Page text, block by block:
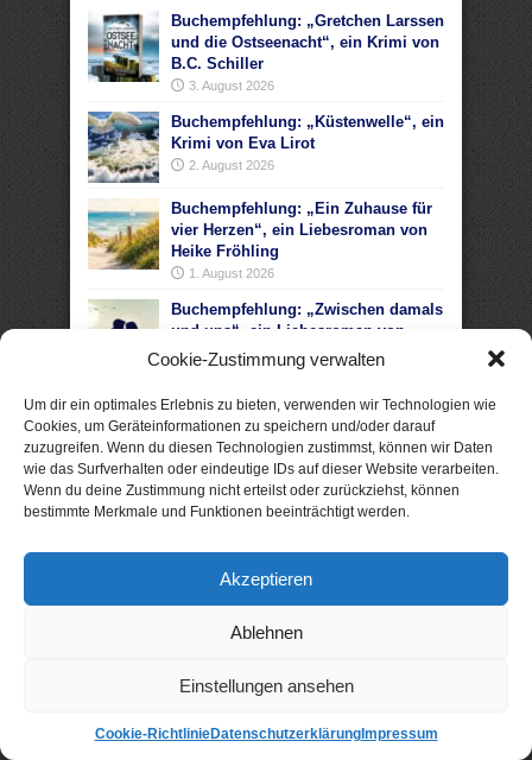
Cookie-Zustimmung verwalten
Um dir ein optimales Erlebnis zu bieten, verwenden wir Technologien wie
Cookies, um Geräteinformationen zu speichern und/oder darauf
zuzugreifen. Wenn du diesen Technologien zustimmst, können wir Daten
wie das Surfverhalten oder eindeutige IDs auf dieser Website verarbeiten.
Wenn du deine Zustimmung nicht erteilst oder zurückziehst, können
bestimmte Merkmale und Funktionen beeinträchtigt werden.
Akzeptieren
Ablehnen
Einstellungen ansehen
Cookie-RichtlinieDatenschutzerklärungImpressum
Buchempfehlung: „Gretchen Larssen
und die Ostseenacht“, ein Krimi von
B.C. Schiller
3. August 2026
Buchempfehlung: „Küstenwelle“, ein
Krimi von Eva Lirot
2. August 2026
Buchempfehlung: „Ein Zuhause für
vier Herzen“, ein Liebesroman von
Heike Fröhling
1. August 2026
Buchempfehlung: „Zwischen damals
und uns“, ein Liebesroman von
Josefine Weiss
Buchempfehlung: „Akte Sylt: Tod im
Watt“, ein Nordseekrimi von Nele
Bruun
22. Juli 2026